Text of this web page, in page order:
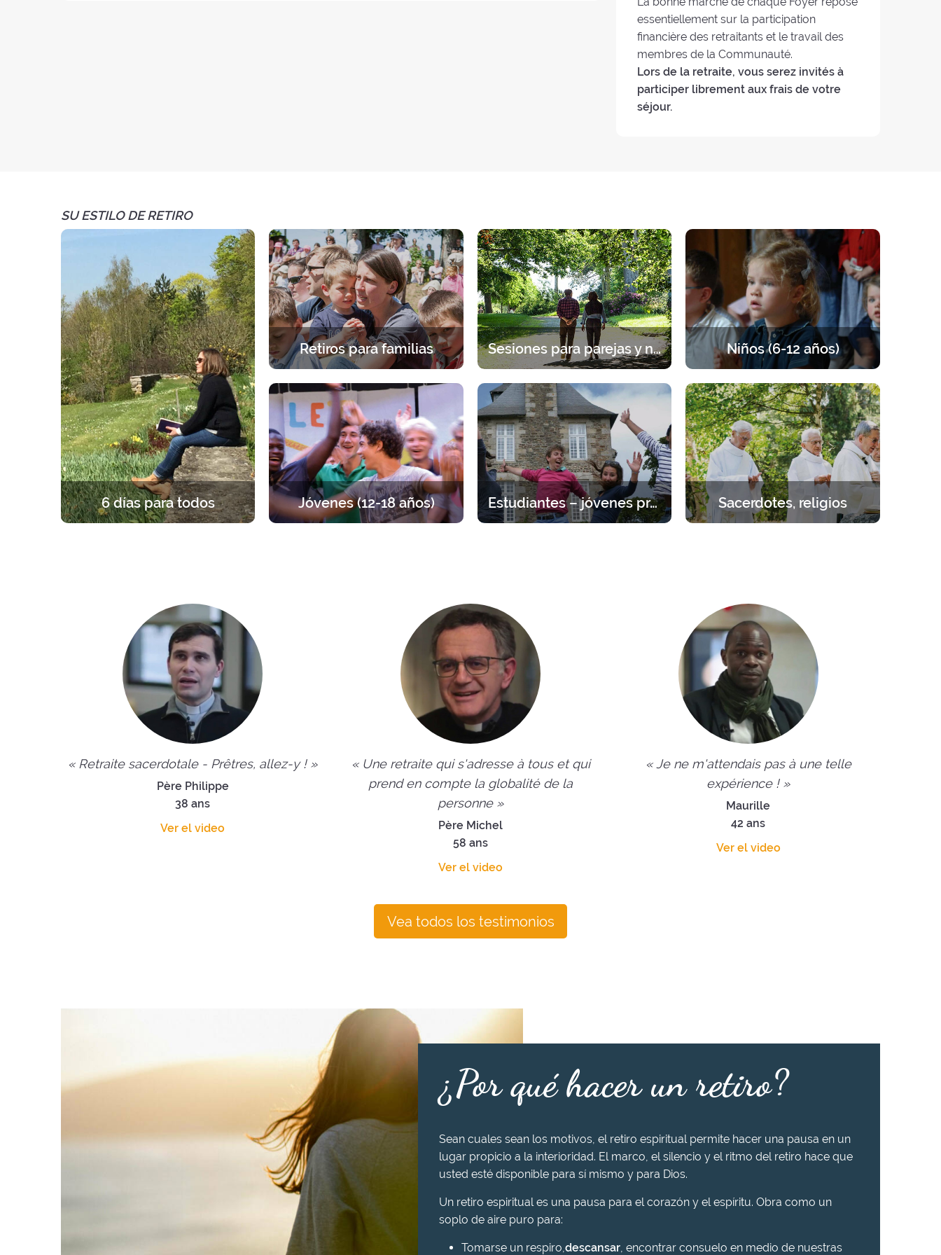
essentiellement sur la participation
financière des retraitants et le travail des
membres de la Communauté.
Lors de la retraite, vous serez invités à
participer librement aux frais de votre
séjour.
SU ESTILO DE RETIRO
6 días para todos
Retiros para familias
Una acogida específica para cada
edad (padres e hijos).
Sesiones para parejas y novios
Dios. 2 días para detenerse en pareja,
para discernir, dialogar y rezar.
Niños (6-12 años)
Un programa equilibrado entre
oración, enseñanzas, juegos y
actividades.
Jóvenes (12-18 años) Estudiantes – jóvenes profesionales Sacerdotes, religios
« Retraite sacerdotale - Prêtres, allez-y ! »
Père Philippe
38 ans
Ver el video
« Une retraite qui s'adresse à tous et qui
prend en compte la globalité de la
personne »
Père Michel
58 ans
Ver el video
« Je ne m'attendais pas à une telle
expérience ! »
Maurille
42 ans
Ver el video
Vea todos los testimonios
¿Por qué hacer un retiro?
Sean cuales sean los motivos, el retiro espiritual permite hacer una pausa en un
lugar propicio a la interioridad. El marco, el silencio y el ritmo del retiro hace que
usted esté disponible para sí mismo y para Dios.
Un retiro espiritual es una pausa para el corazón y el espíritu. Obra como un
soplo de aire puro para:
Tomarse un respiro,descansar, encontrar consuelo en medio de nuestras